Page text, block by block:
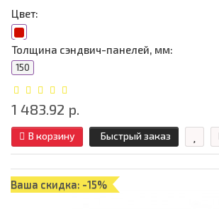
Цвет:
Толщина сэндвич-панелей, мм:
150
1 483.92 р.
В корзину Быстрый заказ
Ваша скидка: -15%